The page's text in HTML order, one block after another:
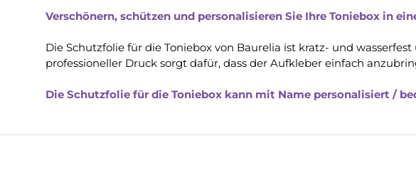
Verschönern, schützen und personalisieren Sie Ihre Toniebox in
Die Schutzfolie für die Toniebox von Baurelia ist kratz- und
professioneller Druck sorgt dafür, dass der Aufkleber einfach
Die Schutzfolie für die Toniebox kann mit Name personalisiert /